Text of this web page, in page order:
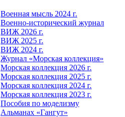
Военная мысль 2024 г.
Военно-исторический журнал
ВИЖ 2026 г.
ВИЖ 2025 г.
ВИЖ 2024 г.
Журнал «Морская коллекция»
Морская коллекция 2026 г.
Морская коллекция 2025 г.
Морская коллекция 2024 г.
Морская коллекция 2023 г.
Пособия по моделизму
Альманах «Гангут»